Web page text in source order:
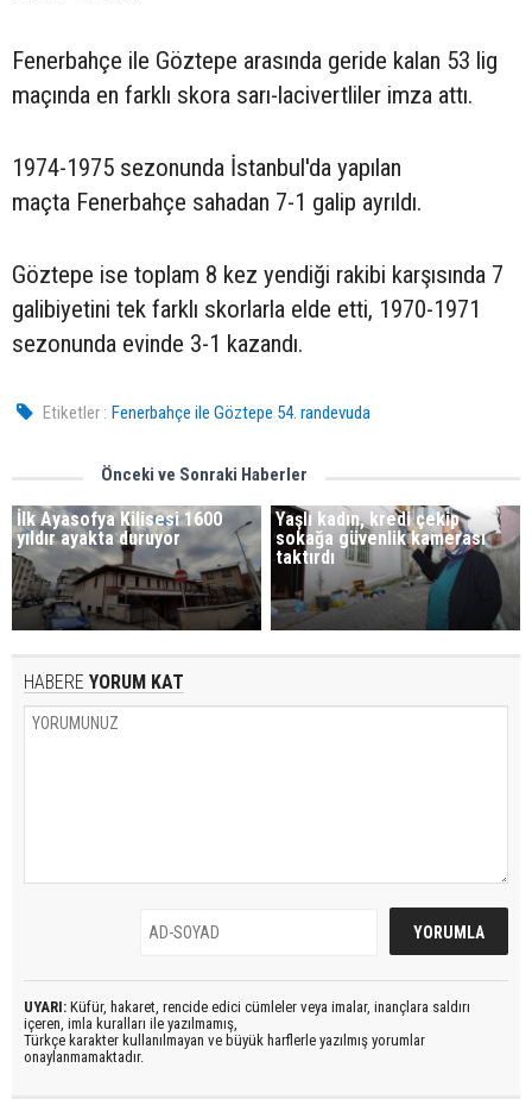
Fenerbahçe ile Göztepe arasında geride kalan 53 lig
maçında en farklı skora sarı-lacivertliler imza attı.
1974-1975 sezonunda İstanbul'da yapılan
maçta Fenerbahçe sahadan 7-1 galip ayrıldı.
Göztepe ise toplam 8 kez yendiği rakibi karşısında 7
galibiyetini tek farklı skorlarla elde etti, 1970-1971
sezonunda evinde 3-1 kazandı.
Etiketler : Fenerbahçe ile Göztepe 54. randevuda
Önceki ve Sonraki Haberler
İlk Ayasofya Kilisesi 1600
yıldır ayakta duruyor
Yaşlı kadın, kredi çekip
sokağa güvenlik kamerası
taktırdı
HABERE YORUM KAT
UYARI: Küfür, hakaret, rencide edici cümleler veya imalar, inançlara saldırı
içeren, imla kuralları ile yazılmamış,
Türkçe karakter kullanılmayan ve büyük harflerle yazılmış yorumlar
onaylanmamaktadır.